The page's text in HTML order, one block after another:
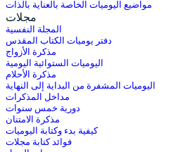
مواضيع اليوميات الخاصة بالعناية بالذات
مجلات
المجلة النفسية
دفتر يوميات الكتاب المقدس
مذكرة الأزواج
اليوميات الستوائية اليومية
مذكرة الأحلام
اليوميات المشفرة من البداية إلى النهاية
مداخل المذكرات
دورية خمس سنوات
مذكرة الامتنان
كيفية بدء وكتابة اليوميات
فوائد كتابة مجلات